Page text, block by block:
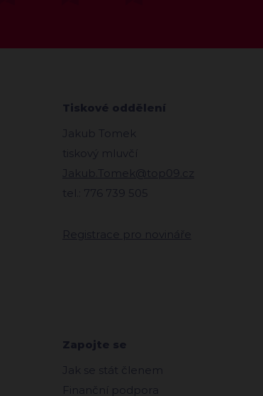
Tiskové oddělení
Jakub Tomek
tiskový mluvčí
Jakub.Tomek@top09.cz
tel.: 776 739 505
Registrace pro novináře
Zapojte se
Jak se stát členem
Finanční podpora